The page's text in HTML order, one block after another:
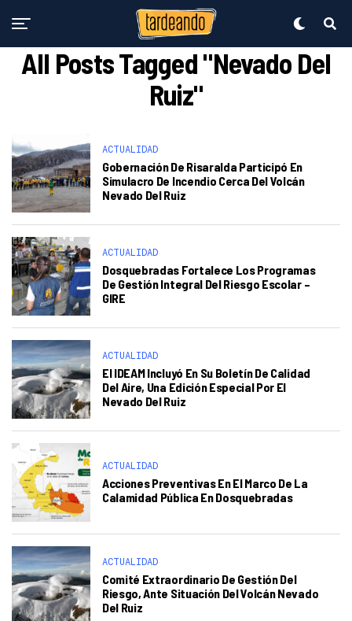
All Posts Tagged "nevado Del
Ruiz"
ACTUALIDAD
Gobernación De Risaralda Participó En
Simulacro De Incendio Cerca Del Volcán
Nevado Del Ruiz
ACTUALIDAD
Dosquebradas Fortalece Los Programas
De Gestión Integral Del Riesgo Escolar –
GIRE
ACTUALIDAD
El IDEAM Incluyó En Su Boletín De Calidad
Del Aire, Una Edición Especial Por El
Nevado Del Ruiz
ACTUALIDAD
Acciones Preventivas En El Marco De La
Calamidad Pública En Dosquebradas
ACTUALIDAD
Comité Extraordinario De Gestión Del
Riesgo, Ante Situación Del Volcán Nevado
Del Ruiz